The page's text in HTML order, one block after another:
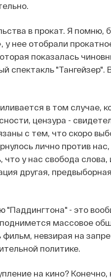
в прокат. Я помню,
у нее отобрали
показалась
спектакль
в том случае,
цензура -
с тем, что скоро
лично против
что у нас свобода
другая,
"Паддингтона" - это
массовое
невзирая на
политике.
на кино?